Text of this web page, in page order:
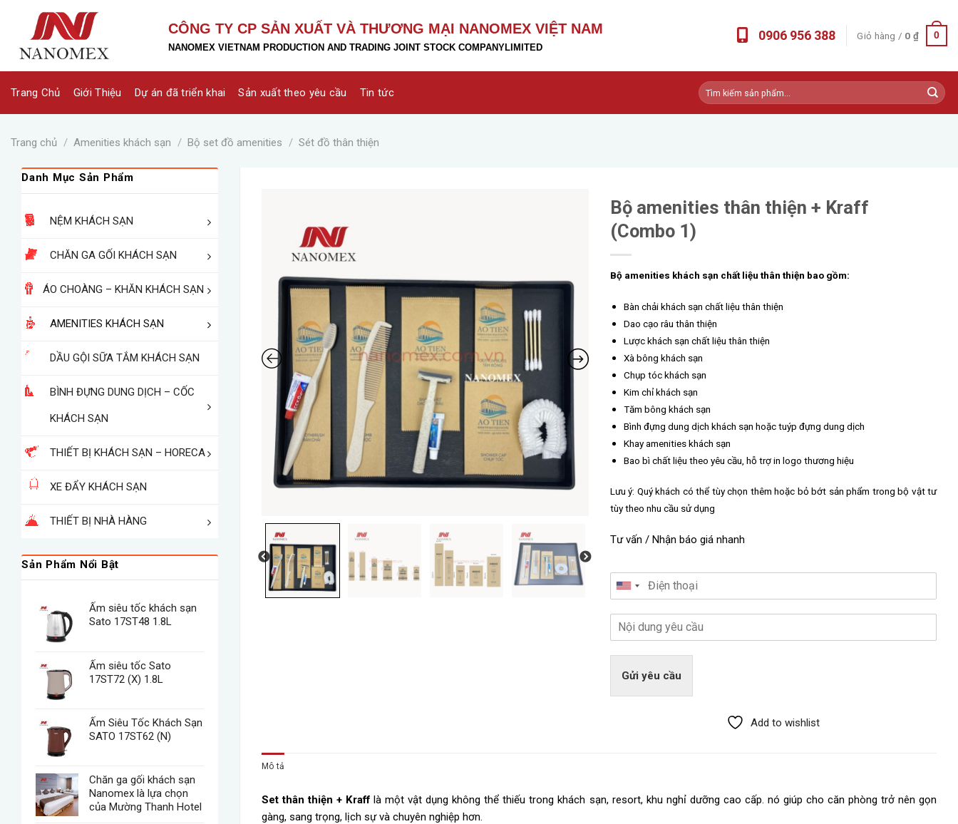
content
CÔNG TY CP SẢN XUẤT VÀ THƯƠNG MẠI NANOMEX VIỆT NAM
NANOMEX VIETNAM PRODUCTION AND TRADING JOINT STOCK COMPANYLIMITED
0906 956 388 Giỏ hàng / 0 ₫ 0
Trang Chủ Giới Thiệu Dự án đã triển khai Sản xuất theo yêu cầu Tin tức
Tìm
kiếm:
Trang chủ / Amenities khách sạn / Bộ set đồ amenities / Sét đồ thân thiện
Danh Mục Sản Phẩm
NỆM KHÁCH SẠN
CHĂN GA GỐI KHÁCH SẠN
ÁO CHOÀNG – KHĂN KHÁCH SẠN
AMENITIES KHÁCH SẠN
DẦU GỘI SỮA TẮM KHÁCH SẠN
BÌNH ĐỰNG DUNG DỊCH – CỐC
KHÁCH SẠN
THIẾT BỊ KHÁCH SẠN – HORECA
XE ĐẨY KHÁCH SẠN
THIẾT BỊ NHÀ HÀNG
Sản Phẩm Nổi Bật
Ấm siêu tốc khách sạn
Sato 17ST48 1.8L
Ấm siêu tốc Sato
17ST72 (X) 1.8L
Ấm Siêu Tốc Khách Sạn
SATO 17ST62 (N)
Chăn ga gối khách sạn
Nanomex là lựa chọn
của Mường Thanh Hotel
Bộ amenities thân thiện + Kraff
(Combo 1)
Bộ amenities khách sạn chất liệu thân thiện bao gồm:
Bàn chải khách sạn chất liệu thân thiện
Dao cạo râu thân thiện
Lược khách sạn chất liệu thân thiện
Xà bông khách sạn
Chụp tóc khách sạn
Kim chỉ khách sạn
Tăm bông khách sạn
Bình đựng dung dịch khách sạn hoặc tuýp đựng dung dịch
Khay amenities khách sạn
Bao bì chất liệu theo yêu cầu, hỗ trợ in logo thương hiệu
Lưu ý: Quý khách có thể tùy chọn thêm hoặc bỏ bớt sản phẩm trong bộ vật tư
tùy theo nhu cầu sử dụng
Tư vấn / Nhận báo giá nhanh
Gửi yêu cầu
Add to wishlist
Mô tả
Set thân thiện + Kraff là một vật dụng không thể thiếu trong khách sạn, resort, khu nghỉ dưỡng cao cấp. nó giúp cho căn phòng trở nên gọn
gàng, sang trọng, lịch sự và chuyên nghiệp hơn.